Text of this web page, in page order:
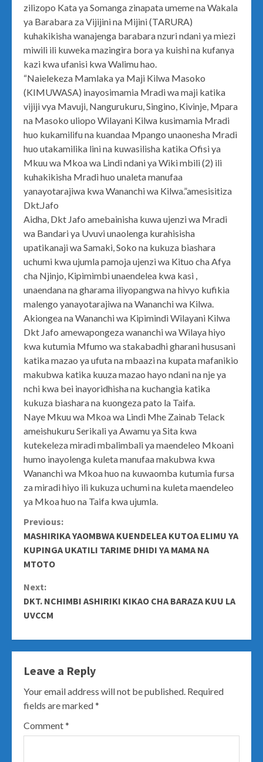
zilizopo Kata ya Somanga zinapata umeme na Wakala
ya Barabara za Vijijini na Mijini (TARURA)
kuhakikisha wanajenga barabara nzuri ndani ya miezi
miwili ili kuweka mazingira bora ya kuishi na kufanya
kazi kwa ufanisi kwa Walimu hao.
“Naielekeza Mamlaka ya Maji Kilwa Masoko
(KIMUWASA) inayosimamia Mradi wa maji katika
vijiji vya Mavuji, Nangurukuru, Singino, Kivinje, Mpara
na Masoko uliopo Wilayani Kilwa kusimamia Mradi
huo kukamilifu na kuandaa Mpango unaonesha Mradi
huo utakamilika lini na kuwasilisha katika Ofisi ya
Mkuu wa Mkoa wa Lindi ndani ya Wiki mbili (2) ili
kuhakikisha Mradi huo unaleta manufaa
yanayotarajiwa kwa Wananchi wa Kilwa.”amesisitiza
Dkt.Jafo
Aidha, Dkt Jafo amebainisha kuwa ujenzi wa Mradi
wa Bandari ya Uvuvi unaolenga kurahisisha
upatikanaji wa Samaki, Soko na kukuza biashara
uchumi kwa ujumla pamoja ujenzi wa Kituo cha Afya
cha Njinjo, Kipimimbi unaendelea kwa kasi ,
unaendana na gharama iliyopangwa na hivyo kufikia
malengo yanayotarajiwa na Wananchi wa Kilwa.
Akiongea na Wananchi wa Kipimindi Wilayani Kilwa
Dkt Jafo amewapongeza wananchi wa Wilaya hiyo
kwa kutumia Mfumo wa stakabadhi gharani hususani
katika mazao ya ufuta na mbaazi na kupata mafanikio
makubwa katika kuuza mazao hayo ndani na nje ya
nchi kwa bei inayoridhisha na kuchangia katika
kukuza biashara na kuongeza pato la Taifa.
Naye Mkuu wa Mkoa wa Lindi Mhe Zainab Telack
ameishukuru Serikali ya Awamu ya Sita kwa
kutekeleza miradi mbalimbali ya maendeleo Mkoani
humo inayolenga kuleta manufaa makubwa kwa
Wananchi wa Mkoa huo na kuwaomba kutumia fursa
za miradi hiyo ili kukuza uchumi na kuleta maendeleo
ya Mkoa huo na Taifa kwa ujumla.
Continue
Reading
Previous:
MASHIRIKA YAOMBWA KUENDELEA KUTOA ELIMU YA
KUPINGA UKATILI TARIME DHIDI YA MAMA NA
MTOTO
Next:
DKT. NCHIMBI ASHIRIKI KIKAO CHA BARAZA KUU LA
UVCCM
Leave a Reply
Your email address will not be published. Required
fields are marked*
Comment*